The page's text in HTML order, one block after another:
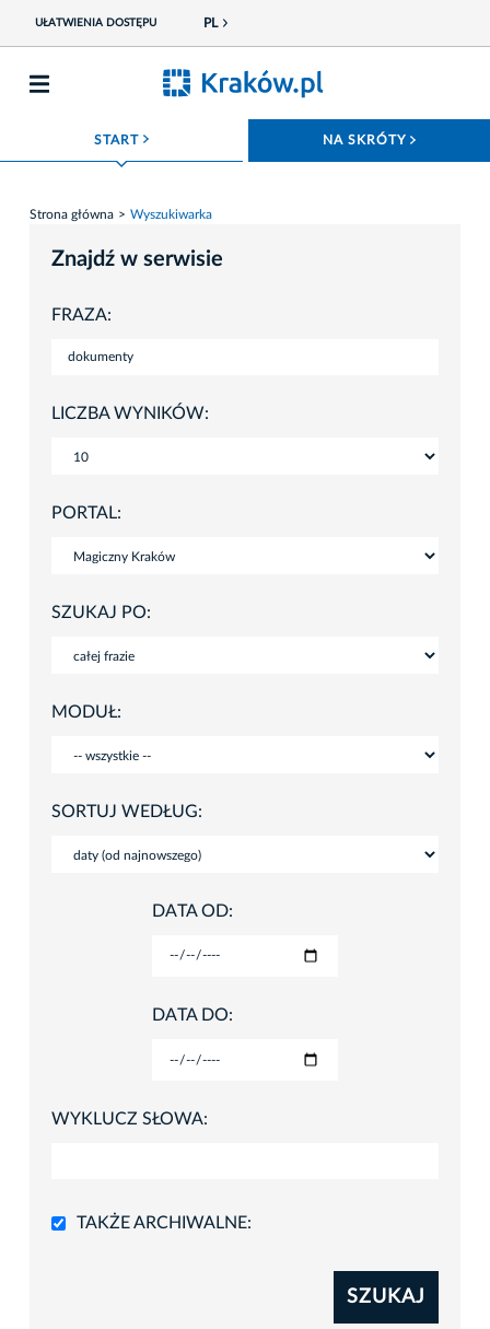
UŁATWIENIA DOSTĘPU PL
START ROZWIŃ MENU NA SKRÓTY
Strona główna Wyszukiwarka
Znajdź w serwisie
FRAZA:
LICZBA WYNIKÓW:
PORTAL:
SZUKAJ PO:
MODUŁ:
SORTUJ WEDŁUG:
DATA OD:
DATA DO:
WYKLUCZ SŁOWA:
TAKŻE ARCHIWALNE:
SZUKAJ